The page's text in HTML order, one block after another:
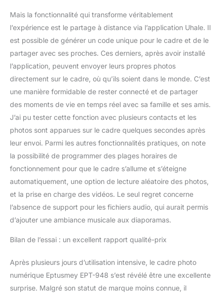
photo numérique pour
qu'il reflète votre style
unique. Profitez de
fonctionnalités telles que
réglable des photos,
l'affichage des titres, le
redimensionnement des
images, les photos
masquées et les
paramètres d'intervalle
de transition dynamique.
Avec un contrôle total
sur chaque réglage, vous
pouvez créer une
agréable pour revivre vos
souvenirs les plus
précieux. 【Eptusmey
Est Ravi de Vous
l'honneur de vous servir
la responsabilité de
chaque produit et
chaque client. Nous
vous proposons un
Mais la fonctionnalité qui transforme véritablement
l’expérience est le partage à distance via l’application Uhale. Il
est possible de générer un code unique pour le cadre et de le
partager avec ses proches. Ces derniers, après avoir installé
l’application, peuvent envoyer leurs propres photos
directement sur le cadre, où qu’ils soient dans le monde. C’est
une manière formidable de rester connecté et de partager
des moments de vie en temps réel avec sa famille et ses amis.
J’ai pu tester cette fonction avec plusieurs contacts et les
photos sont apparues sur le cadre quelques secondes après
leur envoi. Parmi les autres fonctionnalités pratiques, on note
la possibilité de programmer des plages horaires de
fonctionnement pour que le cadre s’allume et s’éteigne
automatiquement, une option de lecture aléatoire des photos,
et la prise en charge des vidéos. Le seul regret concerne
l’absence de support pour les fichiers audio, qui aurait permis
d’ajouter une ambiance musicale aux diaporamas.
Bilan de l’essai : un excellent rapport qualité-prix
Après plusieurs jours d’utilisation intensive, le cadre photo
numérique Eptusmey EPT-948 s’est révélé être une excellente
surprise. Malgré son statut de marque moins connue, il